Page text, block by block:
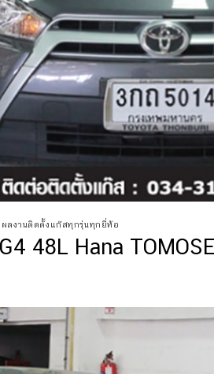
ผลงานติดตั้งแก๊สทุกรุ่นทุกยี่ห้อ
48L Hana